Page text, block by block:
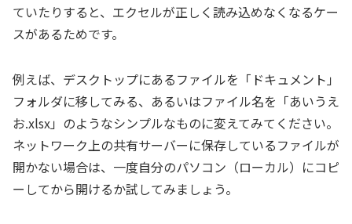
ていたりすると、エクセルが正しく読み込めなくなるケー
スがあるためです。
例えば、デスクトップにあるファイルを「ドキュメント」
フォルダに移してみる、あるいはファイル名を「あいうえ
お.xlsx」のようなシンプルなものに変えてみてください。
ネットワーク上の共有サーバーに保存しているファイルが
開かない場合は、一度自分のパソコン（ローカル）にコピ
ーしてから開けるか試してみましょう。